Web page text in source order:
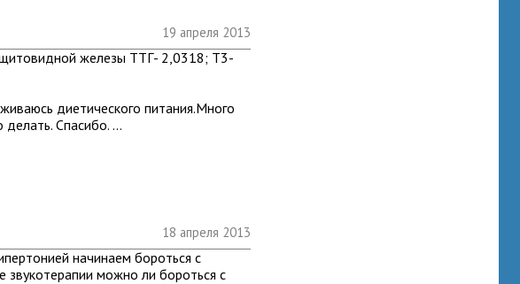
19 апреля 2013
железы ТТГ- 2,0318; Т3-
диетического питания.Много
Спасибо. ...
18 апреля 2013
начинаем бороться с
можно ли бороться с